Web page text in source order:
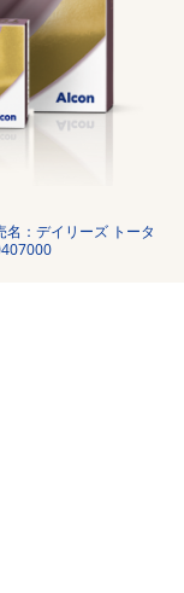
：デイリーズ トータ